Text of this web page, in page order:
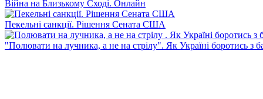
Війна на Близькому Сході. Онлайн
Пекельні санкції. Рішення Сената США
"Полювати на лучника, а не на стрілу". Як Україні боротись з